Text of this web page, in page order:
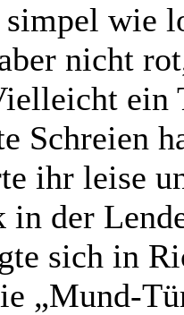
simpel wie
nicht
ein
Schreien
ihr leise
in der
sich in
„Mund-